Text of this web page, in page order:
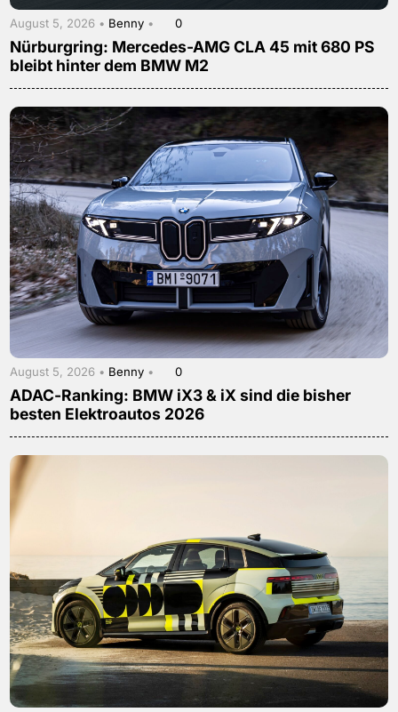
August 5, 2026 • Benny • 0
Nürburgring: Mercedes-AMG CLA 45 mit 680 PS
bleibt hinter dem BMW M2
August 5, 2026 • Benny • 0
ADAC-Ranking: BMW iX3 & iX sind die bisher
besten Elektroautos 2026